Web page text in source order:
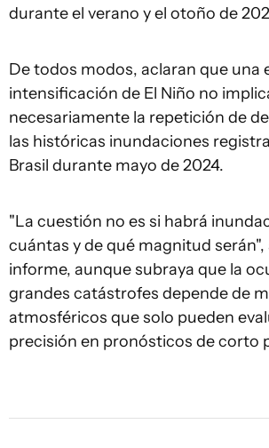
durante el verano y el otoño de
De todos modos, aclaran que una
intensificación de El Niño no
necesariamente la repetición de
las históricas inundaciones
Brasil durante mayo de 2024.
"La cuestión no es si habrá
cuántas y de qué magnitud serán",
informe, aunque subraya que la
grandes catástrofes depende de
atmosféricos que solo pueden
precisión en pronósticos de corto